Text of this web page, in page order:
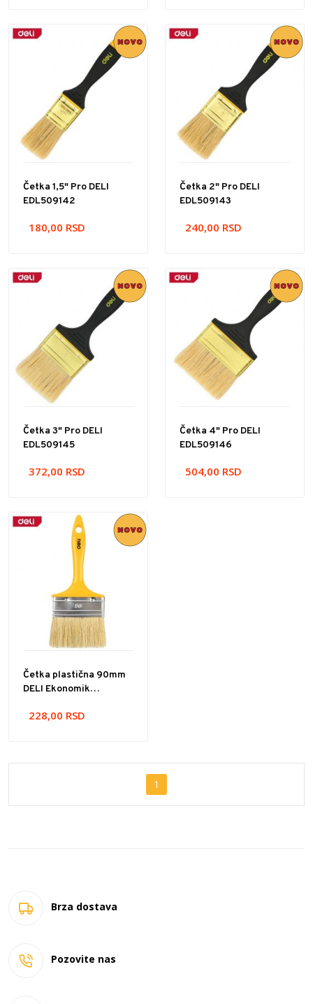
Četka 1,5" Pro DELI
EDL509142
180,00 RSD
Četka 2" Pro DELI
EDL509143
240,00 RSD
Četka 3" Pro DELI
EDL509145
372,00 RSD
Četka 4" Pro DELI
EDL509146
504,00 RSD
Četka plastična 90mm
DELI Ekonomik
228,00 RSD
1
Brza dostava
Pozovite nas